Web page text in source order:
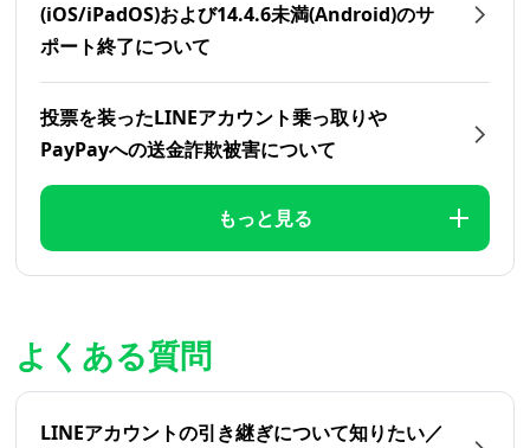
(iOS/iPadOS)および14.4.6未満(Android)のサ
ポート終了について
投票を装ったLINEアカウント乗っ取りや
PayPayへの送金詐欺被害について
もっと見る
よくある質問
LINEアカウントの引き継ぎについて知りたい／